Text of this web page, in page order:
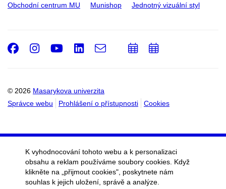
Obchodní centrum MU Munishop Jednotný vizuální styl
© 2026 Masarykova univerzita
Správce webu
Prohlášení o přístupnosti Cookies
Facebook
Instagram
Youtube
LinkedIn
e-
PřidatPřidat
K vyhodnocování tohoto webu a k personalizaci
obsahu a reklam používáme soubory cookies. Když
klikněte na „přijmout cookies", poskytnete nám
souhlas k jejich uložení, správě a analýze.